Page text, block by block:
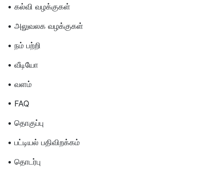
• கல்வி வழக்குகள்
• அலுவலக வழக்குகள்
• நம் பற்றி
• வீடியோ
• வளம்
• FAQ
• தொகுப்பு
• பட்டியல் பதிவிறக்கம்
• தொடர்பு